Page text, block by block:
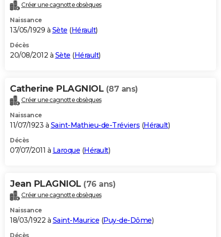
Créer une cagnotte obsèques
Naissance
13/05/1929 à Sète (Hérault)
Décès
20/08/2012 à Sète (Hérault)
Catherine PLAGNIOL (87 ans)
Créer une cagnotte obsèques
Naissance
11/07/1923 à Saint-Mathieu-de-Tréviers (Hérault)
Décès
07/07/2011 à Laroque (Hérault)
Jean PLAGNIOL (76 ans)
Créer une cagnotte obsèques
Naissance
18/03/1922 à Saint-Maurice (Puy-de-Dôme)
Décès